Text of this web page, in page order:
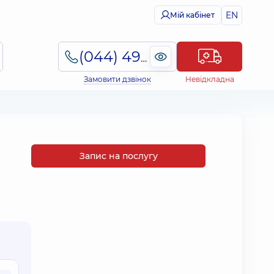
Мій кабінет EN
(044) 495-2-888
Замовити дзвінок Невідкладна
Запис на послугу